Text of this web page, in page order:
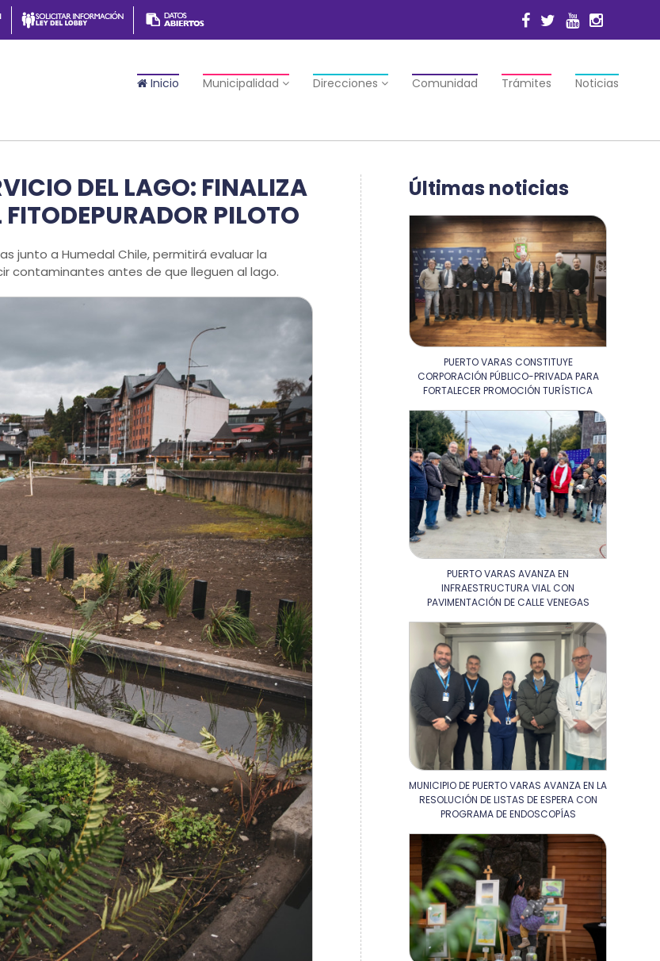
Inicio Municipalidad Direcciones Comunidad Trámites Noticias
DEL LAGO: FINALIZA
PILOTO
junto a Humedal Chile, permitirá evaluar la
contaminantes antes de que lleguen al lago.
Últimas noticias
PUERTO VARAS CONSTITUYE
CORPORACIÓN PÚBLICO-PRIVADA PARA
FORTALECER PROMOCIÓN TURÍSTICA
PUERTO VARAS AVANZA EN
INFRAESTRUCTURA VIAL CON
PAVIMENTACIÓN DE CALLE VENEGAS
MUNICIPIO DE PUERTO VARAS AVANZA EN LA
RESOLUCIÓN DE LISTAS DE ESPERA CON
PROGRAMA DE ENDOSCOPÍAS